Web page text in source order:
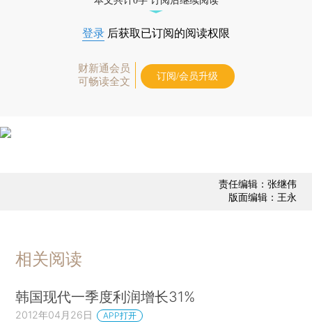
登录 后获取已订阅的阅读权限
财新通会员
可畅读全文
订阅/会员升级
责任编辑：张继伟
版面编辑：王永
相关阅读
韩国现代一季度利润增长31%
2012年04月26日 APP打开